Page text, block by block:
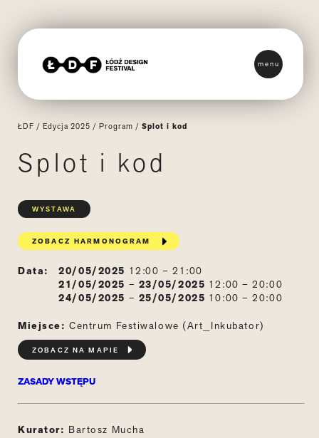
menu
ŁDF / Edycja 2025 / Program / Splot i kod
Splot i kod
WYSTAWA
ZOBACZ HARMONOGRAM
Data: 20/05/2025 12:00 – 21:00
21/05/2025 – 23/05/2025 12:00 – 20:00
24/05/2025 – 25/05/2025 10:00 – 20:00
Miejsce:Centrum Festiwalowe (Art_Inkubator)
ZOBACZ NA MAPIE
ZASADY WSTĘPU
Kurator: Bartosz Mucha